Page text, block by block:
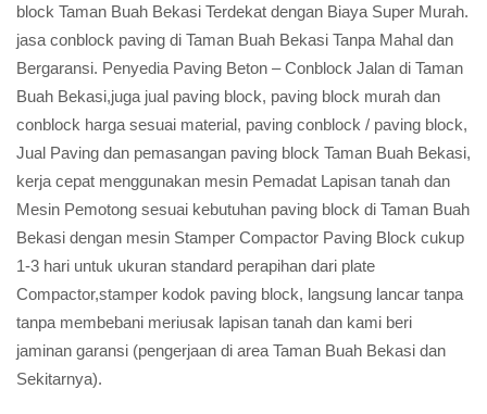
block Taman Buah Bekasi Terdekat dengan Biaya Super Murah.
jasa conblock paving di Taman Buah Bekasi Tanpa Mahal dan
Bergaransi. Penyedia Paving Beton – Conblock Jalan di Taman
Buah Bekasi,juga jual paving block, paving block murah dan
conblock harga sesuai material, paving conblock / paving block,
Jual Paving dan pemasangan paving block Taman Buah Bekasi,
kerja cepat menggunakan mesin Pemadat Lapisan tanah dan
Mesin Pemotong sesuai kebutuhan paving block di Taman Buah
Bekasi dengan mesin Stamper Compactor Paving Block cukup
1-3 hari untuk ukuran standard perapihan dari plate
Compactor,stamper kodok paving block, langsung lancar tanpa
tanpa membebani meriusak lapisan tanah dan kami beri
jaminan garansi (pengerjaan di area Taman Buah Bekasi dan
Sekitarnya).